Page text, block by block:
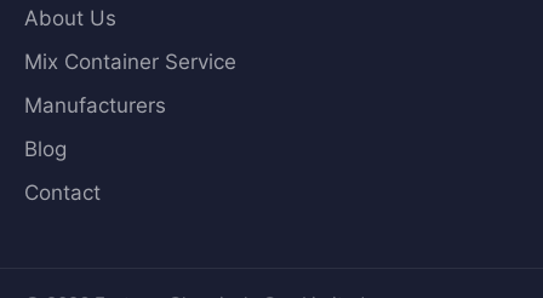
About Us
Mix Container Service
Manufacturers
Blog
Contact